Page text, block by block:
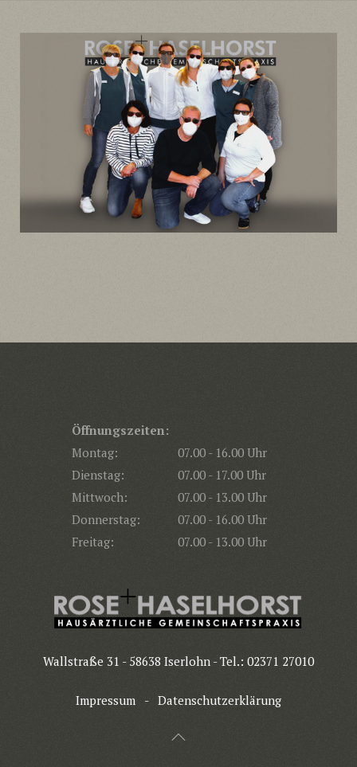
Öffnungszeiten:
Montag:
07.00 - 16.00 Uhr
Dienstag:
07.00 - 17.00 Uhr
Mittwoch:
07.00 - 13.00 Uhr
Donnerstag:
07.00 - 16.00 Uhr
Freitag:
07.00 - 13.00 Uhr
Wallstraße 31 - 58638 Iserlohn - Tel.: 02371 27010
Impressum - Datenschutzerklärung